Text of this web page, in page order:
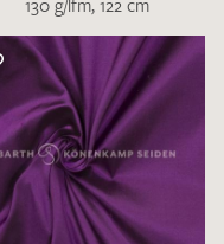
130 g/lfm, 122 cm